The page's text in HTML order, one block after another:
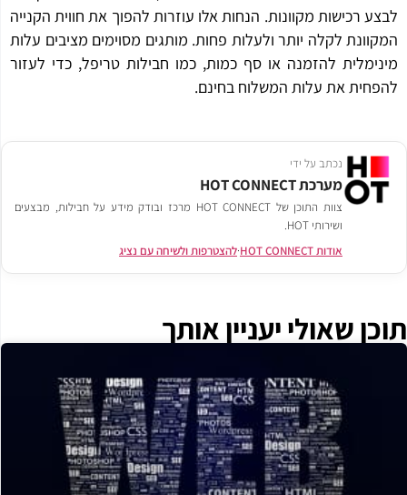
רכישות מקוונות. הנחות אלו עוזרות להפוך את חווית הקנייה
לקלה יותר ולעלות פחות. מותגים מסוימים מציבים עלות
להזמנה או סף כמות, כמו חבילות טריפל, כדי לעזור
את עלות המשלוח בחינם.
נכתב על ידי
מערכת HOT CONNECT
צוות התוכן של HOT CONNECT מרכז ובודק מידע על חבילות, מבצעים
ושירותי HOT.
אודות HOT CONNECT
·להצטרפות ולשיחה עם נציג
שאולי יעניין אותך